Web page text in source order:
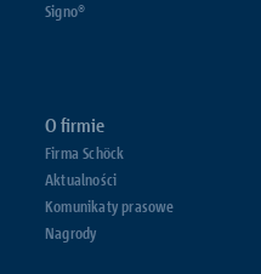
Signo®
O firmie
Firma Schöck
Aktualności
Komunikaty prasowe
Nagrody